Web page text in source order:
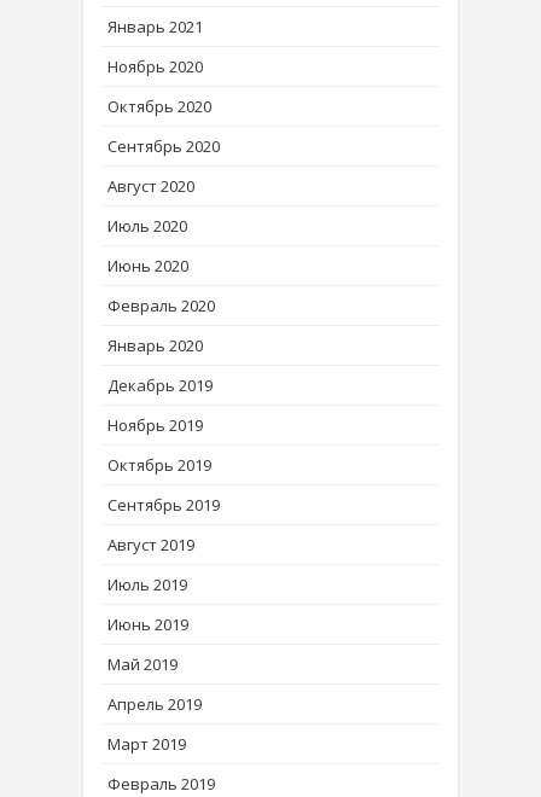
Январь 2021
Ноябрь 2020
Октябрь 2020
Сентябрь 2020
Август 2020
Июль 2020
Июнь 2020
Февраль 2020
Январь 2020
Декабрь 2019
Ноябрь 2019
Октябрь 2019
Сентябрь 2019
Август 2019
Июль 2019
Июнь 2019
Май 2019
Апрель 2019
Март 2019
Февраль 2019